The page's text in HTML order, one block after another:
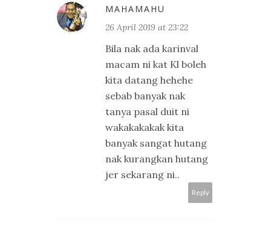
MAHAMAHU
26 April 2019 at 23:22
Bila nak ada karinval
macam ni kat Kl boleh
kita datang hehehe
sebab banyak nak
tanya pasal duit ni
wakakakakak kita
banyak sangat hutang
nak kurangkan hutang
jer sekarang ni..
Reply